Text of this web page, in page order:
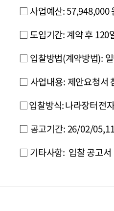
□ 사업예산: 57,948,000
□ 도입기간: 계약 후 120
□ 입찰방법(계약방법):
□ 사업내용: 제안요청서
□ 입찰방식: 나라장터 전
□ 공고기간: 26/02/
□ 기타사항: 입찰 공고